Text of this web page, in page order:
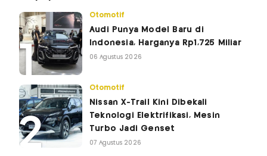
Otomotif
Audi Punya Model Baru di
Indonesia, Harganya Rp1,725 Miliar
06 Agustus 2026
Otomotif
Nissan X-Trail Kini Dibekali
Teknologi Elektrifikasi, Mesin
Turbo Jadi Genset
07 Agustus 2026